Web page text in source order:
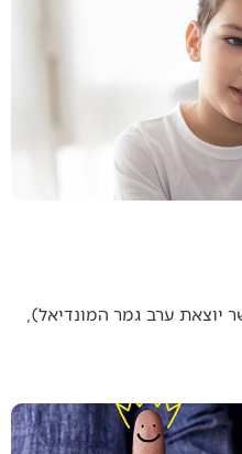
ערב גמר המונדיאל),